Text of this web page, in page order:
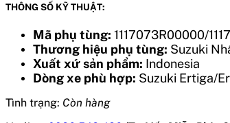
THÔNG SỐ KỸ THUẬT:
Mã phụ tùng: 1117073R00000/
Thương hiệu phụ tùng: Suzuki
Xuất xứ sản phẩm: Indonesia
Dòng xe phù hợp: Suzuki Ertiga/
Tình trạng: Còn hàng